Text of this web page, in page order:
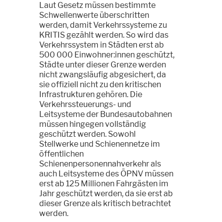
Laut Gesetz müssen bestimmte
Schwellenwerte überschritten
werden, damit Verkehrssysteme zu
KRITIS gezählt werden. So wird das
Verkehrssystem in Städten erst ab
500 000 Einwohner:innen geschützt,
Städte unter dieser Grenze werden
nicht zwangsläufig abgesichert, da
sie offiziell nicht zu den kritischen
Infrastrukturen gehören. Die
Verkehrssteuerungs- und
Leitsysteme der Bundesautobahnen
müssen hingegen vollständig
geschützt werden. Sowohl
Stellwerke und Schienennetze im
öffentlichen
Schienenpersonennahverkehr als
auch Leitsysteme des ÖPNV müssen
erst ab 125 Millionen Fahrgästen im
Jahr geschützt werden, da sie erst ab
dieser Grenze als kritisch betrachtet
werden.